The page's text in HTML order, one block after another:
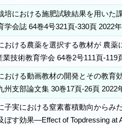
培における施肥試験結果を用いた
学会誌 64巻4号321頁-330頁 2022年
おける農薬を選択する教材が 農
技術教育学会 64巻2号111頁-119
おける動画教材の開発とその教育
州支部論文集 30巻17頁-26頁 2022
子実における窒素蓄積動向からみ
ぼす効果—Effect of Topdressing at